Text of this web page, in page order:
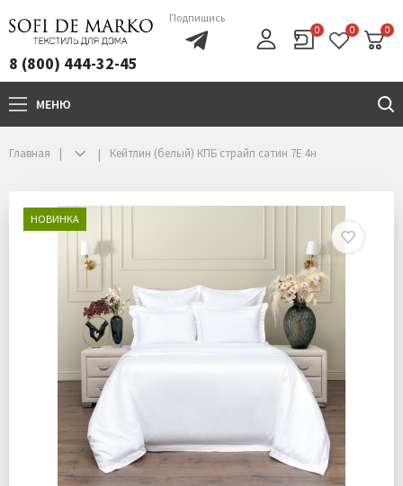
8 (800) 444-32-45
Подпишись
0 0 0
МЕНЮ
+7(800)444-32-45
Главная Кейтлин (белый) КПБ страйп сатин 7Е 4н
НОВИНКА